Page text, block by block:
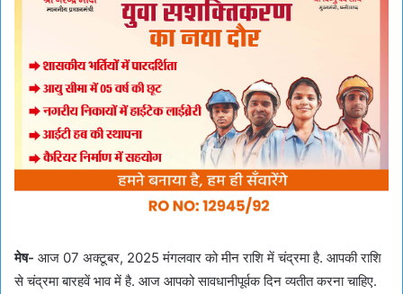
मेष- आज 07 अक्टूबर, 2025 मंगलवार को मीन राशि में चंद्रमा है. आपकी राशि
से चंद्रमा बारहवें भाव में है. आज आपको सावधानीपूर्वक दिन व्यतीत करना चाहिए.